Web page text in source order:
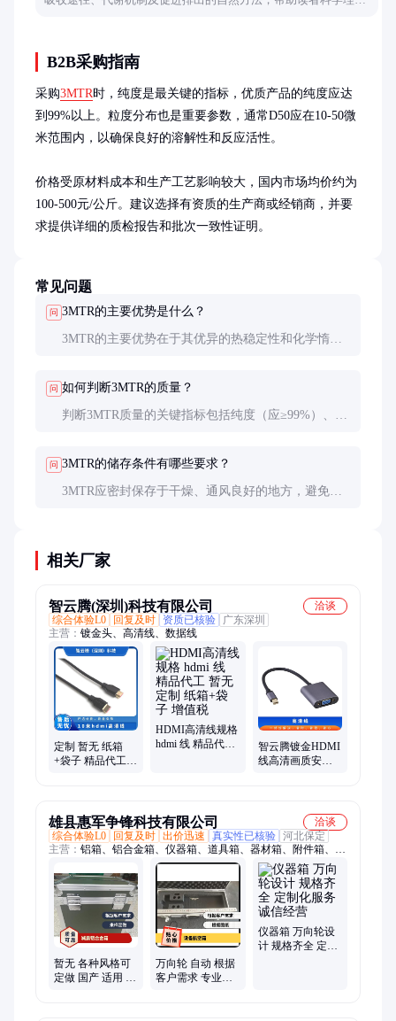
B2B采购指南
采购3MTR时，纯度是最关键的指标，优质产品的纯度应达
到99%以上。粒度分布也是重要参数，通常D50应在10-50微
米范围内，以确保良好的溶解性和反应活性。
价格受原材料成本和生产工艺影响较大，国内市场均价约为
100-500元/公斤。建议选择有资质的生产商或经销商，并要
求提供详细的质检报告和批次一致性证明。
常见问题
问 3MTR的主要优势是什么？
3MTR的主要优势在于其优异的热稳定性和化学惰
问 如何判断3MTR的质量？
判断3MTR质量的关键指标包括纯度（应≥99%）、粒
问 3MTR的储存条件有哪些要求？
3MTR应密封保存于干燥、通风良好的地方，避免阳
相关厂家
智云腾(深圳)科技有限公司
洽谈
综合体验L0
回复及时 资质已核验
广东深圳
主营： 镀金头、高清线、数据线
定制 暂无 纸箱
+袋子 精品代工
HDMI高清线规格
hdmi 线 精品代工
智云腾镀金HDMI
线高清画质安全
雄县惠军争锋科技有限公司
洽谈
综合体验L0
回复及时 出价迅速 真实性已核验 河北保定
主营： 铝箱、铝合金箱、仪器箱、道具箱、器材箱、附件箱、收
纳箱、航空箱、工具箱、电子仪表箱、实验仪器包装箱、消防器
材箱、指挥作业箱、侦查作业箱、勘测仪器包装箱、仪器仪表
箱、乐器包装箱、舞台道具箱、服装道具箱、运输储备箱、通讯
设备箱、五金工具箱、铝合金航空箱、产品展示箱、物资器材箱
暂无 各种风格可
定做 国产 适用 仪
万向轮 自动 根据
客户需求 专业订
仪器箱 万向轮设
计 规格齐全 定制